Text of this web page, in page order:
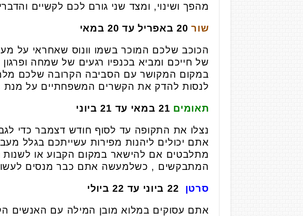
מהפך ושינוי, ומצד שני גורם לכם לקשיים
שור 20 באפריל עד 20 במאי
הכוכב שלכם המוכר בשמו וונוס שאחראי על
של חייכם ומביא בכנפיו רגעים של שמחה
במקום המקושר עם הסביבה הקרובה שלכם
לנסות להדק את הקשרים המשפחתיים על מנת
תאומים 21 במאי עד 21 ביוני
נצלו את התקופה עד לסוף חודש דצמבר כדי
אתם יכולים ליהנות מפירות עשייתכם בגלל
מתלבטים אם להישאר במקום הקבוע או לשנות
המתבקשים , כשלמעשה אתם כבר מנסים
סרטן
אתם עסוקים במלוא מובן המילה עם האנשים